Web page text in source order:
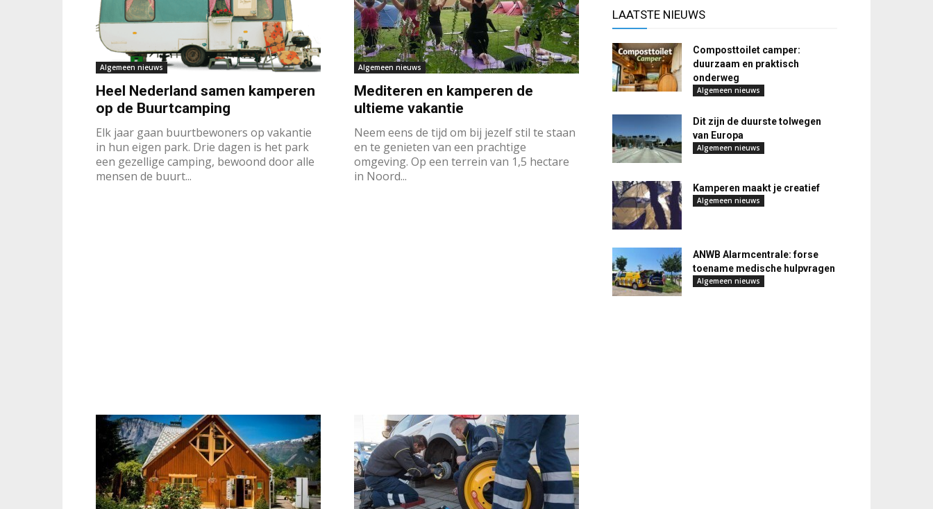
Algemeen nieuws
Heel Nederland samen kamperen
op de Buurtcamping
Elk jaar gaan buurtbewoners op vakantie
in hun eigen park. Drie dagen is het park
een gezellige camping, bewoond door alle
mensen de buurt...
Algemeen nieuws
Mediteren en kamperen de
ultieme vakantie
Neem eens de tijd om bij jezelf stil te staan
en te genieten van een prachtige
omgeving. Op een terrein van 1,5 hectare
in Noord...
LAATSTE NIEUWS
Composttoilet camper:
duurzaam en praktisch
onderweg
Algemeen nieuws
Dit zijn de duurste tolwegen
van Europa
Algemeen nieuws
Kamperen maakt je creatief
Algemeen nieuws
ANWB Alarmcentrale: forse
toename medische hulpvragen
Algemeen nieuws